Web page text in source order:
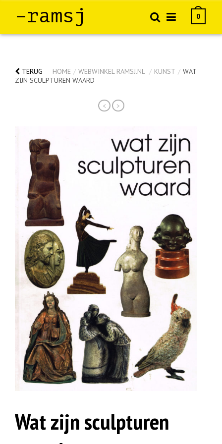
–ramsj 0
TERUG HOME / WEBWINKEL RAMSJ.NL / KUNST / WAT
ZIJN SCULPTUREN WAARD
< >
Wat zijn sculpturen